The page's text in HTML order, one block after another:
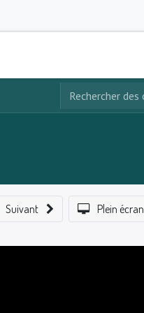
Suivant Plein écran